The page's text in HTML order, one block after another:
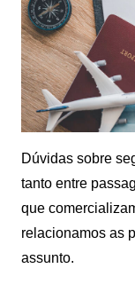
Dúvidas sobre
tanto entre
que
relacionamos as
assunto.